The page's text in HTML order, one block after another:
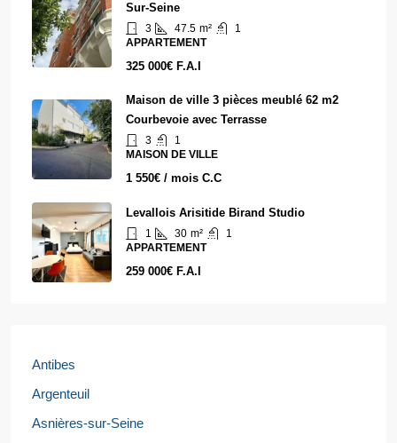
Sur-Seine
3 47.5 m²
1
APPARTEMENT
325 000€ F.A.I
Maison de ville 3 pièces meublé 62 m2
Courbevoie avec Terrasse
3
1
MAISON DE VILLE
1 550€ / mois C.C
Levallois Arisitide Birand Studio
1 30 m²
1
APPARTEMENT
259 000€ F.A.I
Antibes
Argenteuil
Asnières-sur-Seine